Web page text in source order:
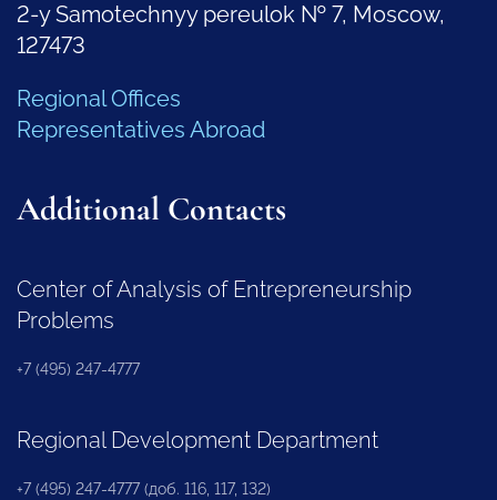
2-y Samotechnyy pereulok № 7, Moscow,
127473
Regional Offices
Representatives Abroad
Additional Contacts
Center of Analysis of Entrepreneurship
Problems
+7 (495) 247-4777
Regional Development Department
+7 (495) 247-4777 (доб. 116, 117, 132)